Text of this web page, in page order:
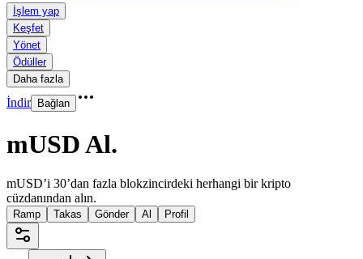
İşlem yap
Keşfet
Yönet
Ödüller
Daha fazla
İndir Bağlan
mUSD Al.
mUSD’i 30’dan fazla blokzincirdeki herhangi bir kripto
cüzdanından alın.
Ramp Takas Gönder Al Profil